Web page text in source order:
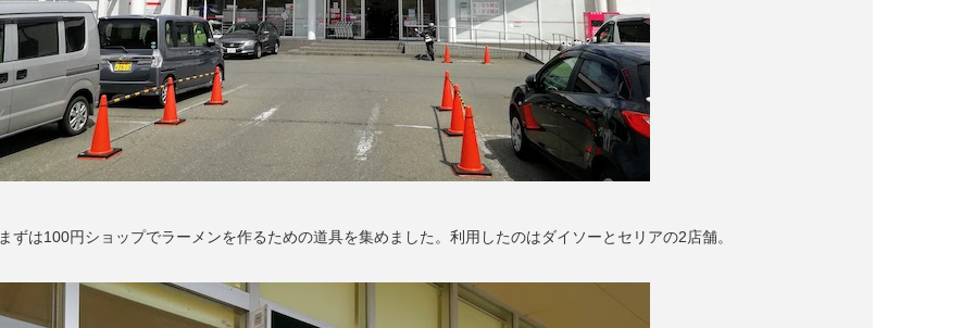
まずは100円ショップでラーメンを作るための道具を集めました。利用したのはダイソーとセリアの2店舗。